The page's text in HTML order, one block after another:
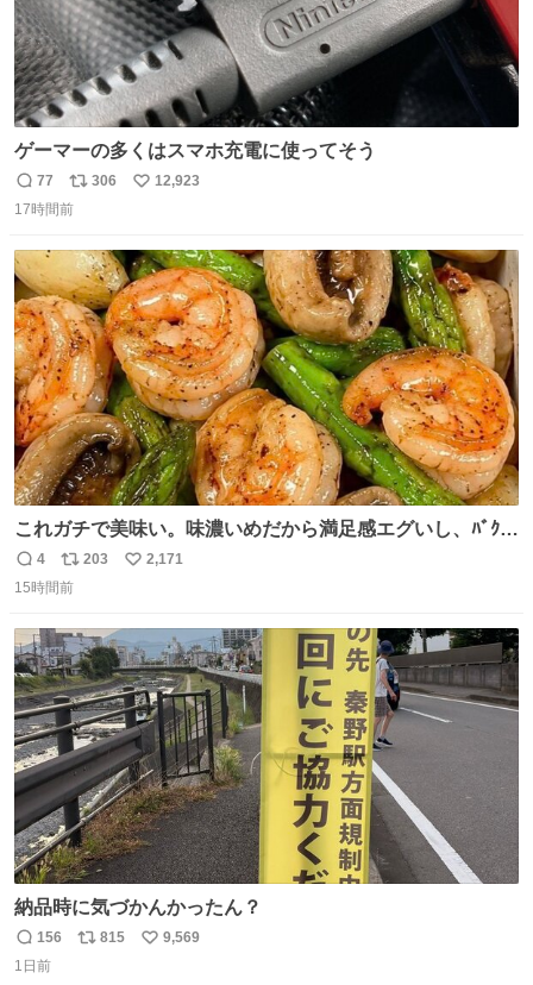
ゲーマーの多くはスマホ充電に使ってそう
返
信
77
リ
ポ
ト
数
306
い
数
12,923
17時間前
これガチで美味い。味濃いめだから満足感エグいし、ﾊﾞｸﾊﾞ
ｸ食べても低カロリーなの。(ただ次の日予定ある時は気を
つけて😭)
返
信
4
リ
ポ
ト
数
203
い
数
2,171
15時間前
納品時に気づかんかったん？
返
信
156
リ
815
い
9,569
1日前